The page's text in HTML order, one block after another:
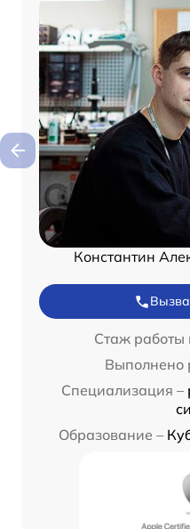
Константин
Стаж работы
Выполнено
Специализация –
Образование –